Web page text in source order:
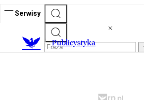
Serwisy
Publicystyka